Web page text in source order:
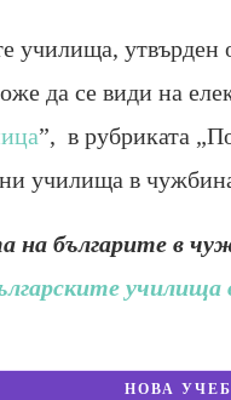
училища, утвърден
да се види на
”, в рубриката
училища в
на българите в
училища
НОВА